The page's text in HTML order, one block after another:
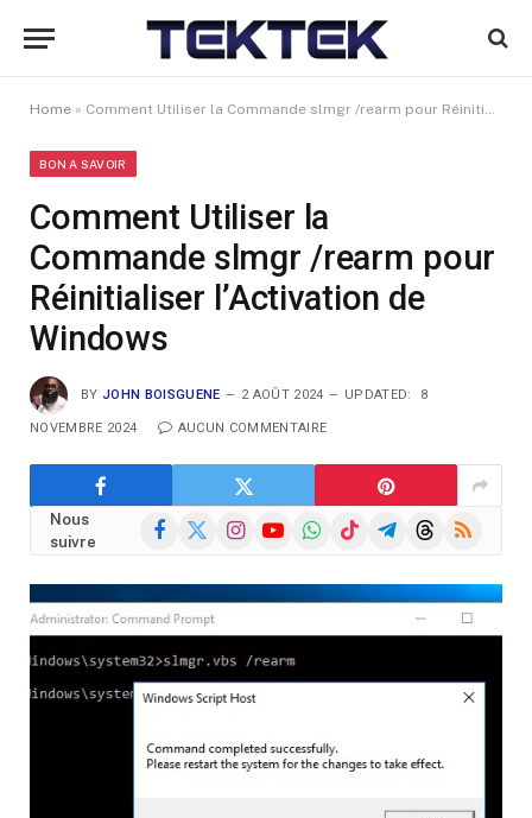
Home » Comment Utiliser la Commande slmgr /rearm pour Réinitialiser l’Activation de Windows
BON A SAVOIR
Comment Utiliser la
Commande slmgr /rearm pour
Réinitialiser l’Activation de
Windows
BY JOHN BOISGUENE 2 AOÛT 2024 UPDATED: 8
NOVEMBRE 2024 AUCUN COMMENTAIRE
Nous
suivre
Facebook
X
InstagramYouTubeWhatsAppTikTokTelegramThreads
RSS